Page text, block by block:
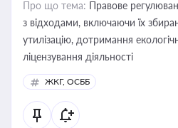
Про що тема: Правове
з відходами, включаючи їх
утилізацію, дотримання
ліцензування діяльності
ЖКГ, ОСББ